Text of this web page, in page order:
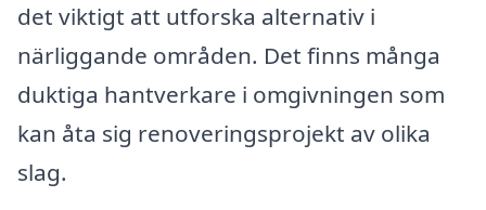
det viktigt att utforska alternativ i
närliggande områden. Det finns många
duktiga hantverkare i omgivningen som
kan åta sig renoveringsprojekt av olika
slag.